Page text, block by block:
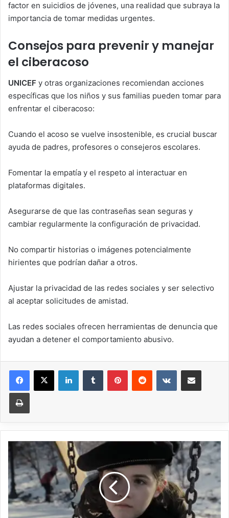
factor en suicidios de jóvenes, una realidad que subraya la
importancia de tomar medidas urgentes.
Consejos para prevenir y manejar
el ciberacoso
UNICEF y otras organizaciones recomiendan acciones
específicas que los niños y sus familias pueden tomar para
enfrentar el ciberacoso:
Cuando el acoso se vuelve insostenible, es crucial buscar
ayuda de padres, profesores o consejeros escolares.
Fomentar la empatía y el respeto al interactuar en
plataformas digitales.
Asegurarse de que las contraseñas sean seguras y
cambiar regularmente la configuración de privacidad.
No compartir historias o imágenes potencialmente
hirientes que podrían dañar a otros.
Ajustar la privacidad de las redes sociales y ser selectivo
al aceptar solicitudes de amistad.
Las redes sociales ofrecen herramientas de denuncia que
ayudan a detener el comportamiento abusivo.